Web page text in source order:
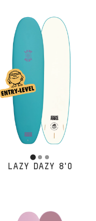
LAZY DAZY 8'0